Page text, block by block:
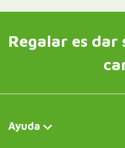
Regalar es
Ayuda